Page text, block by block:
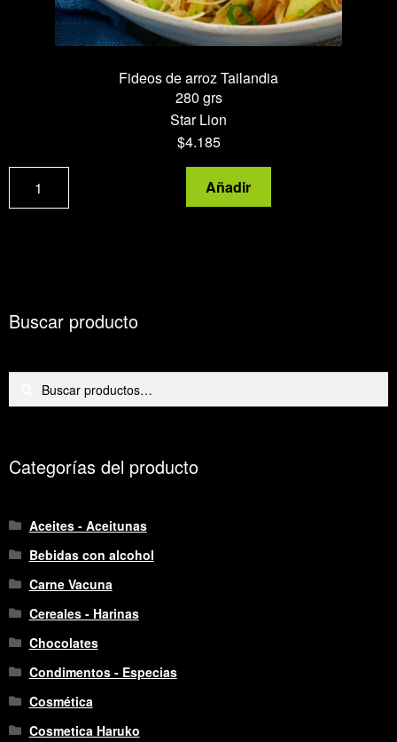
Fideos de arroz Tailandia
280 grs
Star Lion
$4.185
Fideos
de
Añadir
Buscar producto
Categorías del producto
Aceites - Aceitunas
Bebidas con alcohol
Carne Vacuna
Cereales - Harinas
Chocolates
Condimentos - Especias
Cosmética
Cosmetica Haruko